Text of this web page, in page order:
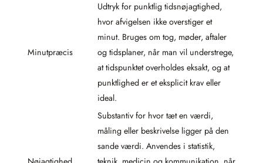
Minutpræcis
Udtryk for punktlig tidsnøjagtighed,
hvor afvigelsen ikke overstiger et
minut. Bruges om tog, møder, aftaler
og tidsplaner, når man vil understrege,
at tidspunktet overholdes eksakt, og at
punktlighed er et eksplicit krav eller
ideal.
Substantiv for hvor tæt en værdi,
måling eller beskrivelse ligger på den
sande værdi. Anvendes i statistik,